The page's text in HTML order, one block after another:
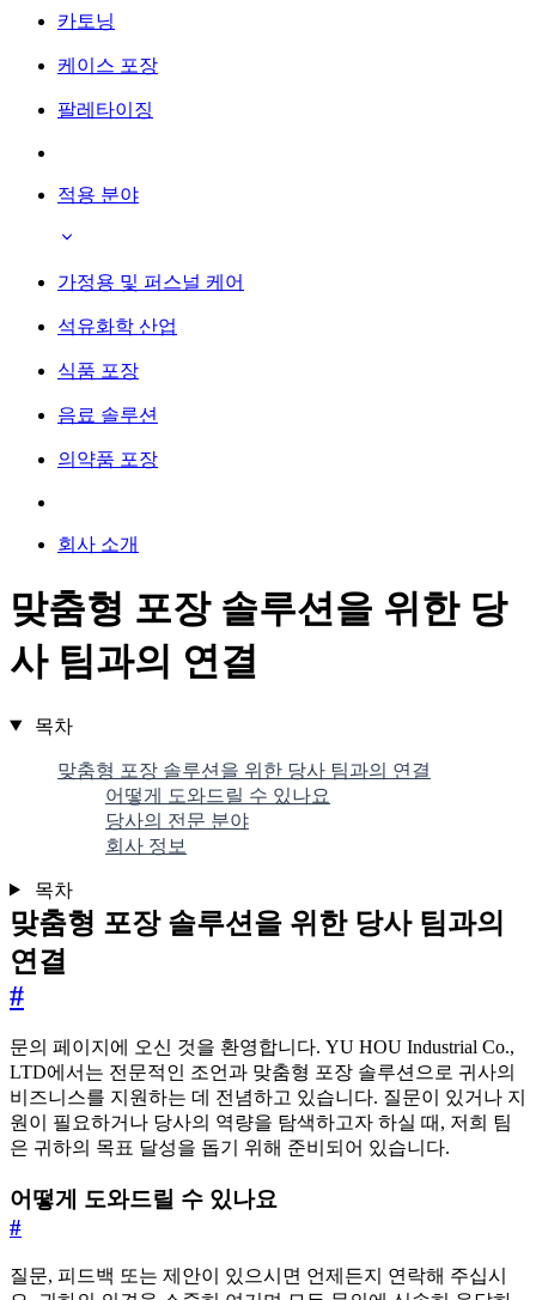
카토닝
케이스 포장
팔레타이징
적용 분야
가정용 및 퍼스널 케어
석유화학 산업
식품 포장
음료 솔루션
의약품 포장
회사 소개
맞춤형 포장 솔루션을 위한 당
사 팀과의 연결
목차
맞춤형 포장 솔루션을 위한 당사 팀과의 연결
어떻게 도와드릴 수 있나요
당사의 전문 분야
회사 정보
목차
맞춤형 포장 솔루션을 위한 당사 팀과의
연결
#
문의 페이지에 오신 것을 환영합니다. YU HOU Industrial Co.,
LTD에서는 전문적인 조언과 맞춤형 포장 솔루션으로 귀사의
비즈니스를 지원하는 데 전념하고 있습니다. 질문이 있거나 지
원이 필요하거나 당사의 역량을 탐색하고자 하실 때, 저희 팀
은 귀하의 목표 달성을 돕기 위해 준비되어 있습니다.
어떻게 도와드릴 수 있나요
#
질문, 피드백 또는 제안이 있으시면 언제든지 연락해 주십시